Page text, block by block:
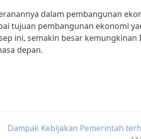
dalam pembangunan
tujuan pembangunan ekonomi
ini, semakin besar kemungkinan
depan.
Dampak Kebijakan Pemerintah